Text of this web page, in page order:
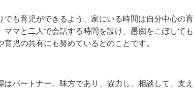
でも育児ができるよう、家にいる時間は自分中心の育
ママと二人で会話する時間を設け、愚痴をこぼしても
児の共有にも努めているとのことです。
パートナー。味方であり、協力し、相談して、支え